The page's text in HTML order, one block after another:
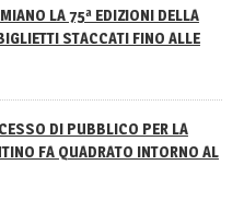
LA 75ª EDIZIONI DELLA
STACCATI FINO ALLE
DI PUBBLICO PER LA
FA QUADRATO INTORNO AL